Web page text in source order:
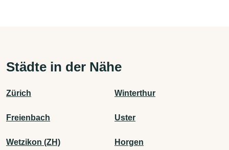
Städte in der Nähe
Zürich Winterthur
Freienbach Uster
Wetzikon (ZH) Horgen